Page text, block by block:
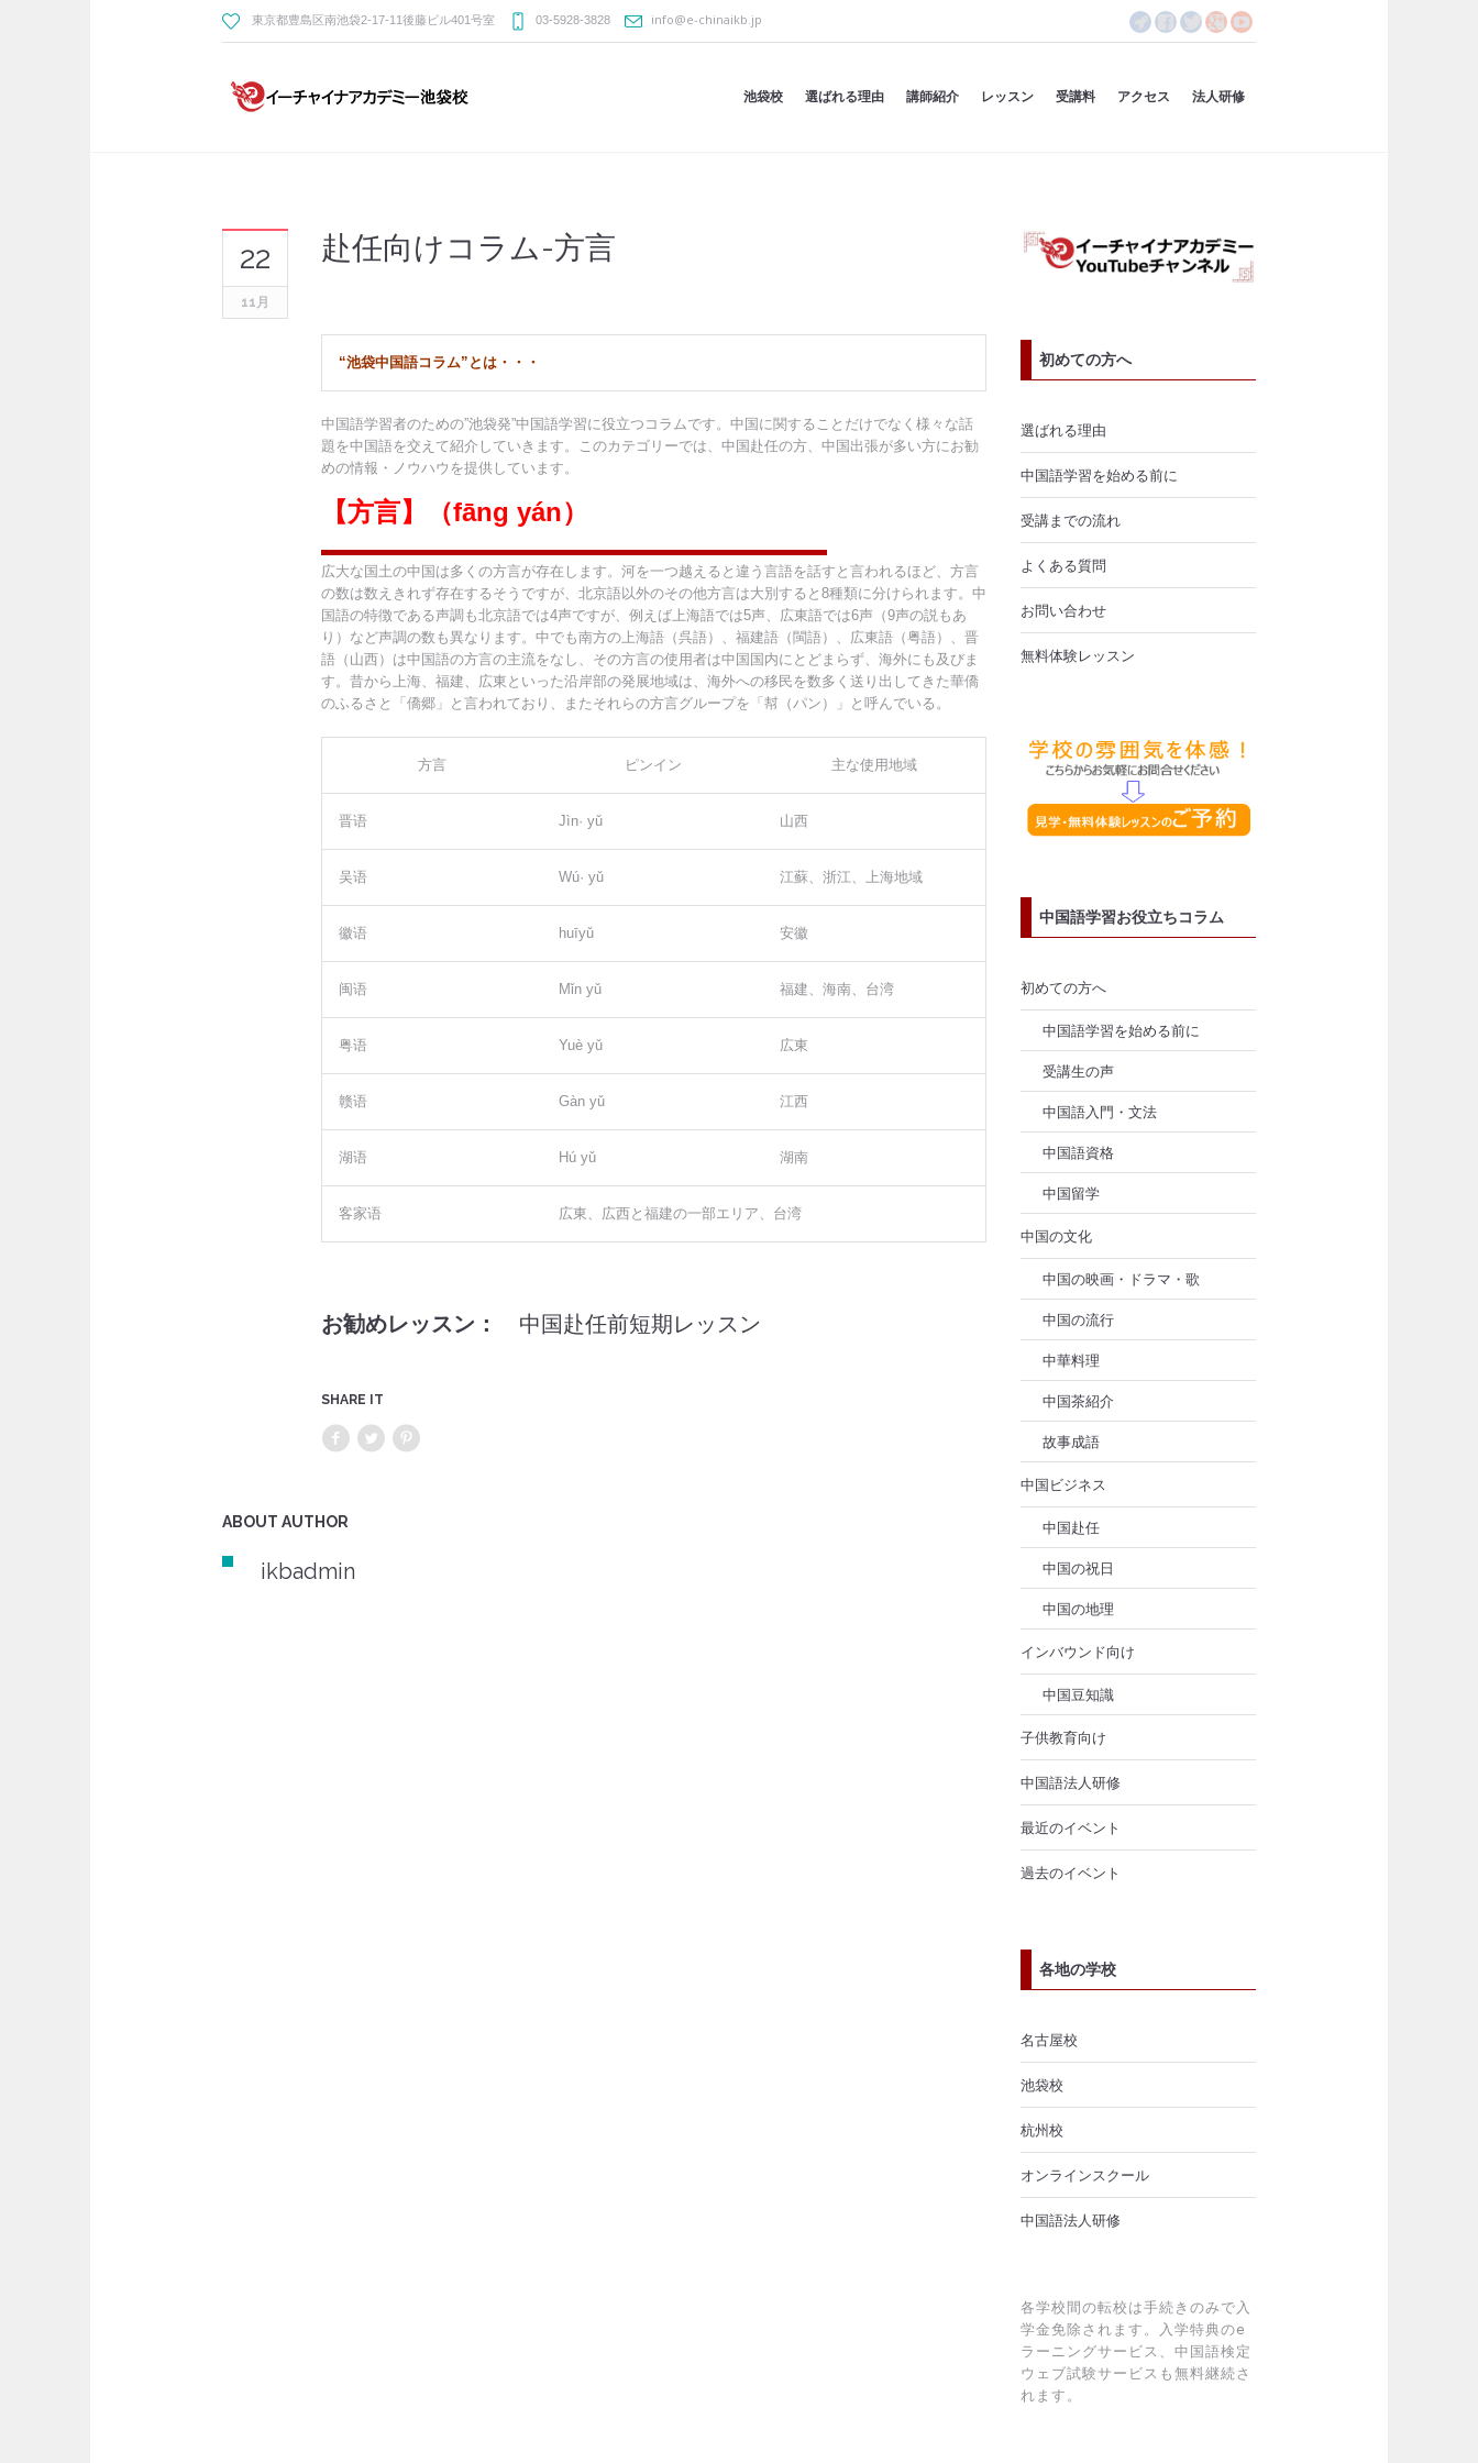
東京都豊島区南池袋2-17-11後藤ビル401号室 03-5928-3828 info@e-chinaikb.jp
池袋校 選ばれる理由 講師紹介 レッスン 受講料 アクセス 法人研修
22
11月
赴任向けコラム-方言
“池袋中国語コラム”とは・・・
中国語学習者のための”池袋発”中国語学習に役立つコラムです。中国に関することだけでなく様々な話
題を中国語を交えて紹介していきます。このカテゴリーでは、中国赴任の方、中国出張が多い方にお勧
めの情報・ノウハウを提供しています。
【方言】（fāng yán）
広大な国土の中国は多くの方言が存在します。河を一つ越えると違う言語を話すと言われるほど、方言
の数は数えきれず存在するそうですが、北京語以外のその他方言は大別すると8種類に分けられます。中
国語の特徴である声調も北京語では4声ですが、例えば上海語では5声、広東語では6声（9声の説もあ
り）など声調の数も異なります。中でも南方の上海語（呉語）、福建語（閩語）、広東語（粤語）、晋
語（山西）は中国語の方言の主流をなし、その方言の使用者は中国国内にとどまらず、海外にも及びま
す。昔から上海、福建、広東といった沿岸部の発展地域は、海外への移民を数多く送り出してきた華僑
のふるさと「僑郷」と言われており、またそれらの方言グループを「幇（パン）」と呼んでいる。
方言 ピンイン 主な使用地域
晋语 Jìn· yǔ 山西
吴语 Wú· yǔ 江蘇、浙江、上海地域
徽语 huīyǔ 安徽
闽语 Mǐn yǔ 福建、海南、台湾
粤语 Yuè yǔ 広東
赣语 Gàn yǔ 江西
湖语 Hú yǔ 湖南
客家语 広東、広西と福建の一部エリア、台湾
お勧めレッスン： 中国赴任前短期レッスン
SHARE IT
ABOUT AUTHOR
ikbadmin
初めての方へ
選ばれる理由
中国語学習を始める前に
受講までの流れ
よくある質問
お問い合わせ
無料体験レッスン
中国語学習お役立ちコラム
初めての方へ
中国語学習を始める前に
受講生の声
中国語入門・文法
中国語資格
中国留学
中国の文化
中国の映画・ドラマ・歌
中国の流行
中華料理
中国茶紹介
故事成語
中国ビジネス
中国赴任
中国の祝日
中国の地理
インバウンド向け
中国豆知識
子供教育向け
中国語法人研修
最近のイベント
過去のイベント
各地の学校
名古屋校
池袋校
杭州校
オンラインスクール
中国語法人研修
各学校間の転校は手続きのみで入
学金免除されます。入学特典のe
ラーニングサービス、中国語検定
ウェブ試験サービスも無料継続さ
れます。